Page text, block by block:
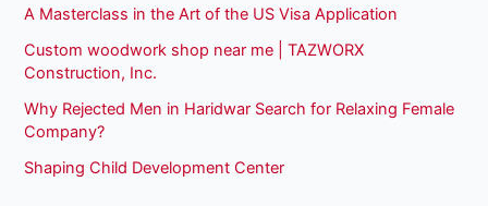
A Masterclass in the Art of the US Visa Application
Custom woodwork shop near me | TAZWORX
Construction, Inc.
Why Rejected Men in Haridwar Search for Relaxing Female
Company?
Shaping Child Development Center